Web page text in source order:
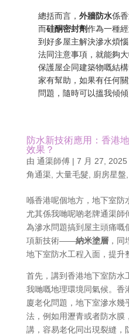
總括而言， 外牆防水係
而硅酮密封劑作為一種
到好多屋主解決滲水煩
法同注意事項，就能夠
保護屋企同建築物嘅結
家有幫助，如果有任何
問題，隨時可以搵我傾傾
防水新技術應用：香港
效果？
由 通渠師傅| 7 月 27, 2025
角通渠, 大量毛髮 廚房星盤
喺香港呢個地方，地下室防
尤其係我哋呢啲老牌通渠師
為滲水問題搞到屋主頭痛嘅
項新技術——納米塗層，同
地下室防水工程入面，提升
首先，講到香港地下室防水
我哋嘅地理環境同氣候。香
廈老化問題，地下室滲水幾
法，例如用瀝青或者防水膜
講，容易老化同出現裂縫，